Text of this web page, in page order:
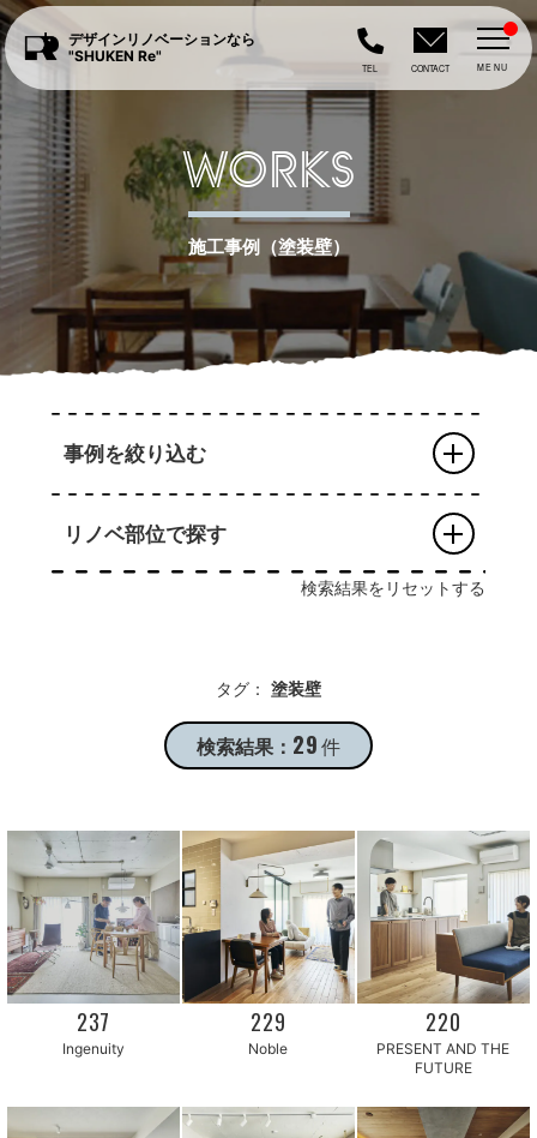
デザインリノベーションなら
"SHUKEN Re"
TEL CONTACT MENU
WORKS
施工事例（塗装壁）
事例を絞り込む
リノベ部位で探す
検索結果をリセットする
タグ： 塗装壁
検索結果： 29件
237
Ingenuity
229
Noble
220
PRESENT AND THE
FUTURE